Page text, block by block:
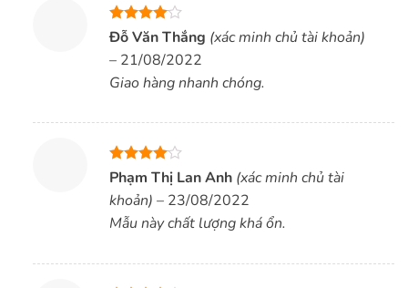
Được
45 sao
Đỗ Văn Thắng (xác minh chủ tài khoản)
– 21/08/2022
Giao hàng nhanh chóng.
Được
xếp hạng
45 sao
Phạm Thị Lan Anh (xác minh chủ tài
khoản) – 23/08/2022
Mẫu này chất lượng khá ổn.